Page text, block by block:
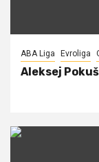
ABA Liga Evroliga
Aleksej